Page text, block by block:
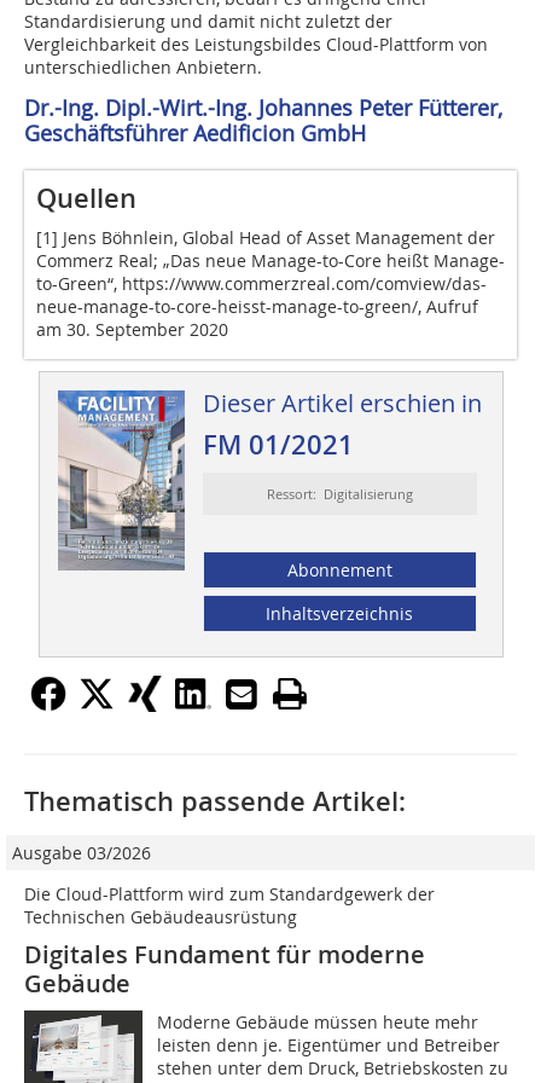
Standardisierung und damit nicht zuletzt der
Vergleichbarkeit des Leistungsbildes Cloud-Plattform von
unterschiedlichen Anbietern.
Dr.-Ing. Dipl.-Wirt.-Ing. Johannes Peter Fütterer,
Geschäftsführer Aedificion GmbH
Quellen
[1] Jens Böhnlein, Global Head of Asset Management der
Commerz Real; „Das neue Manage-to-Core heißt Manage-
to-Green“, https://www.commerzreal.com/comview/das-
neue-manage-to-core-heisst-manage-to-green/, Aufruf
am 30. September 2020
Dieser Artikel erschien in
FM 01/2021
Ressort: Digitalisierung
Abonnement
Inhaltsverzeichnis
Thematisch passende Artikel:
Ausgabe 03/2026
Die Cloud-Plattform wird zum Standardgewerk der
Technischen ­Gebäudeausrüstung
Digitales Fundament für moderne
Gebäude
Moderne Gebäude müssen heute mehr
leisten denn je. Eigentümer und Betreiber
stehen unter dem Druck, Betriebskosten zu